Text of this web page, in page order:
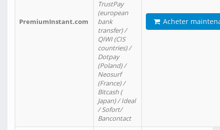
PremiumInstant.com
TrustPay
(european
bank
transfer) /
QIWI (CIS
countries) /
Dotpay
(Poland) /
Neosurf
(France) /
Bitcash (
Japan) / Ideal
/ Sofort/
Bancontact
Acheter